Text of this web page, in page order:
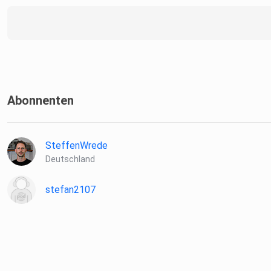
Abonnenten
SteffenWrede
Deutschland
stefan2107